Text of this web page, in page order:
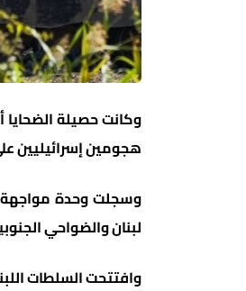
هجومين إسرائيليين
لبنان والضواحي
وافتتحت السلطات اللبنانية 1032 مركزا لإيواء النازحين، لجأ